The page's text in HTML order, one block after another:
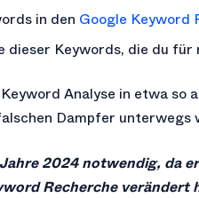
in den Google Keyword
dieser Keywords, die du
Analyse in etwa
Dampfer unterwegs
2024 notwendig, da
Recherche verändert